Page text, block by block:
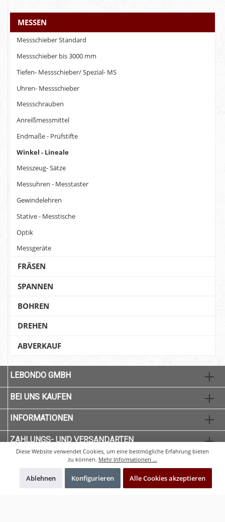
MESSEN
Messschieber Standard
Messschieber bis 3000 mm
Tiefen- Messschieber/ Spezial- MS
Uhren- Messschieber
Messschrauben
Anreißmessmittel
Endmaße - Prüfstifte
Winkel - Lineale
Messzeug- Sätze
Messuhren - Messtaster
Gewindelehren
Stative - Messtische
Optik
Messgeräte
FRÄSEN
SPANNEN
BOHREN
DREHEN
ABVERKAUF
LEBONDO GMBH
BEI UNS KAUFEN
INFORMATIONEN
ZAHLUNGS- UND VERSANDARTEN
* Alle Preise exkl. gesetzl. Mehrwertsteuer zzgl.Versandkostenund ggf.
Nachnahmegebühren, wenn nicht anders angegeben.
Diese Website verwendet Cookies, um eine bestmögliche Erfahrung bieten
zu können. Mehr Informationen ...
Ablehnen Konfigurieren Alle Cookies akzeptieren